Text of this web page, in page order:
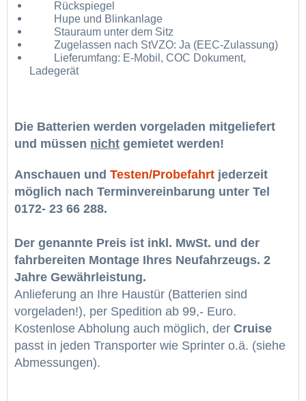
Rückspiegel
Hupe und Blinkanlage
Stauraum unter dem Sitz
Zugelassen nach StVZO: Ja (EEC-Zulassung)
Lieferumfang: E-Mobil, COC Dokument,
Ladegerät
Die Batterien werden vorgeladen mitgeliefert
und müssen nicht gemietet werden!
Anschauen und Testen/Probefahrt jederzeit
möglich nach Terminvereinbarung unter Tel
0172- 23 66 288.
Der genannte Preis ist inkl. MwSt. und der
fahrbereiten Montage Ihres Neufahrzeugs. 2
Jahre Gewährleistung.
Anlieferung an Ihre Haustür (Batterien sind
vorgeladen!), per Spedition ab 99,- Euro.
Kostenlose Abholung auch möglich, der Cruise
passt in jeden Transporter wie Sprinter o.ä. (siehe
Abmessungen).